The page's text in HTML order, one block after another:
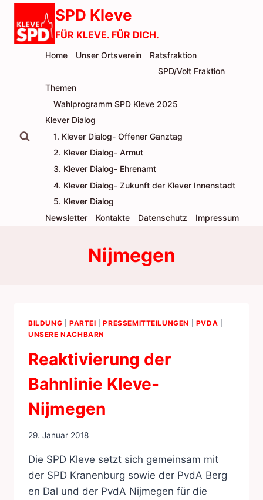
Inhalt
springen
SPD Kleve
FÜR KLEVE. FÜR DICH.
Home Unser Ortsverein
Ratsfraktion
SPD/Volt Fraktion
Themen
Wahlprogramm SPD Kleve 2025
Klever Dialog
1. Klever Dialog- Offener Ganztag
2. Klever Dialog- Armut
3. Klever Dialog- Ehrenamt
4. Klever Dialog- Zukunft der Klever Innenstadt
5. Klever Dialog
Newsletter
Kontakte Datenschutz Impressum
Nijmegen
BILDUNG PARTEI |PRESSEMITTEILUNGEN PVDA
UNSERE NACHBARN
Reaktivierung der
Bahnlinie Kleve-
Nijmegen
29. Januar 2018
Die SPD Kleve setzt sich gemeinsam mit
der SPD Kranenburg sowie der PvdA Berg
en Dal und der PvdA Nijmegen für die